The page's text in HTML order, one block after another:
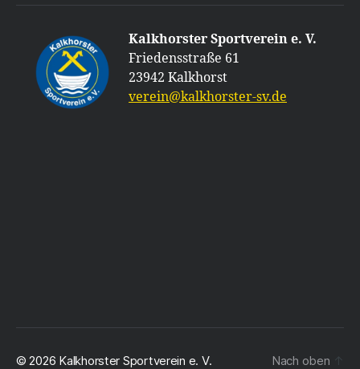
Facebook
Kalkhorster Sportverein e. V.
Friedensstraße 61
23942 Kalkhorst
verein@kalkhorster-sv.de
© 2026 Kalkhorster Sportverein e. V. Nach oben ↑